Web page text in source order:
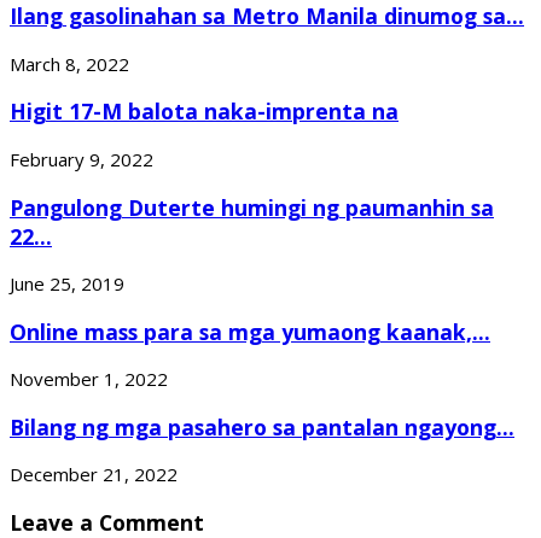
Ilang gasolinahan sa Metro Manila dinumog sa...
March 8, 2022
Higit 17-M balota naka-imprenta na
February 9, 2022
Pangulong Duterte humingi ng paumanhin sa
22...
June 25, 2019
Online mass para sa mga yumaong kaanak,...
November 1, 2022
Bilang ng mga pasahero sa pantalan ngayong...
December 21, 2022
Leave a Comment